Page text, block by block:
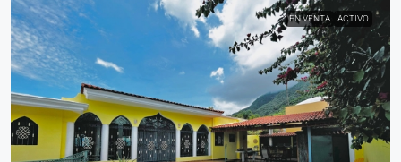
EN VENTA ACTIVO